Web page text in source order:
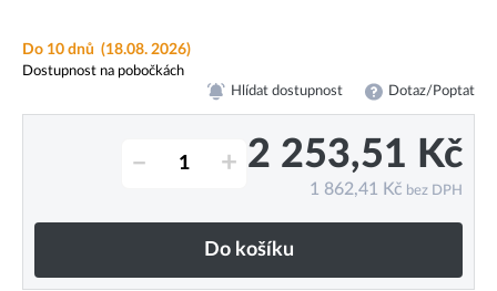
Do 10 dnů (18.08. 2026)
Dostupnost na pobočkách
Hlídat dostupnost Dotaz/Poptat
– + 2 253,51 Kč
1 862,41 Kč bez DPH
Do košíku